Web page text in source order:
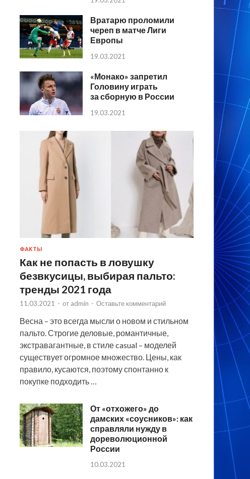
Вратарю проломили
череп в матче Лиги
Европы
19.03.2021
«Монако» запретил
Головину играть
за сборную в России
19.03.2021
ФАКТЫ
Как не попасть в ловушку
безвкусицы, выбирая пальто:
тренды 2021 года
11.03.2021 - от admin - Оставьте комментарий
Весна – это всегда мысли о новом и стильном
пальто. Строгие деловые, романтичные,
экстравагантные, в стиле casual – моделей
существует огромное множество. Цены, как
правило, кусаются, поэтому спонтанно к
покупке подходить …
От «отхожего» до
дамских «соусников»: как
справляли нужду в
дореволюционной
России
10.03.2021